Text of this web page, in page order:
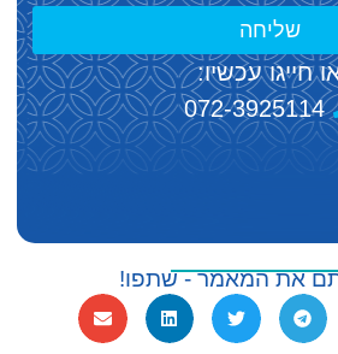
שליחה
חייגו עכשיו:
072-3925114
את המאמר - שתפו!